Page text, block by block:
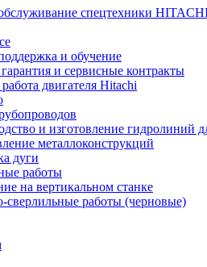
спецтехники
и обучение
и сервисные контракты
двигателя Hitachi
и изготовление гидролиний
металлоконструкций
дуги
работы
на вертикальном станке
сверлильные работы (черновые)